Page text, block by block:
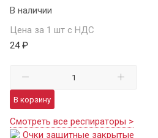
В наличии
Цена за 1 шт с НДС
24 ₽
В корзину
Смотреть все респираторы >